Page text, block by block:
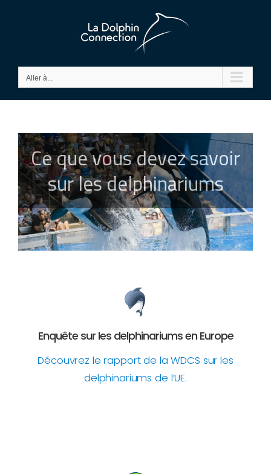
Aller à...
Ce que vous devez savoir
sur les delphinariums
Enquête sur les delphinariums en Europe
Découvrez le rapport de la WDCS sur les
delphinariums de l’UE.